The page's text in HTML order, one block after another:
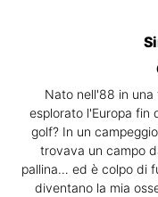
Nato nell'88 in
esplorato l'Europa fin
golf? In un
trovava un campo
pallina… ed è colpo di
diventano la mia